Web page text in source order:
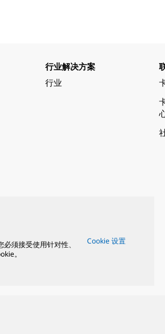
行业解决方案
行业
须接受使用针对性、
。
Cookie 设置